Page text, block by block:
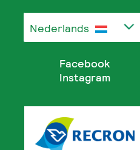
Nederlands
Facebook
Instagram